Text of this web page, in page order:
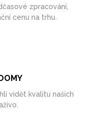
zpracování,
cenu na trhu.
vidět kvalitu našich